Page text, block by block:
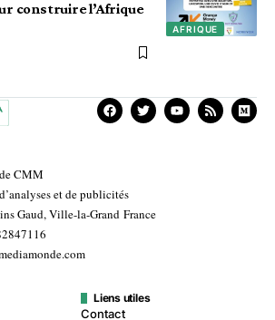
AFRIQUE
construire l’Afrique
CMM
et de publicités
Gaud, Ville-la-Grand France
Liens utiles
Contact